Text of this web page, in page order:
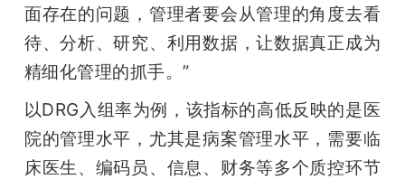
面存在的问题，管理者要会从管理的角度去看
待、分析、研究、利用数据，让数据真正成为
精细化管理的抓手。”
以DRG入组率为例，该指标的高低反映的是医
院的管理水平，尤其是病案管理水平，需要临
床医生、编码员、信息、财务等多个质控环节